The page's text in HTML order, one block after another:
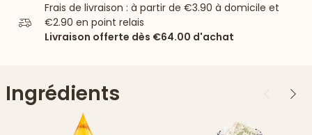
Frais de livraison : à partir de €3.90 à domicile et
€2.90 en point relais
Livraison offerte dès €64.00 d'achat
Ingrédients Précédent